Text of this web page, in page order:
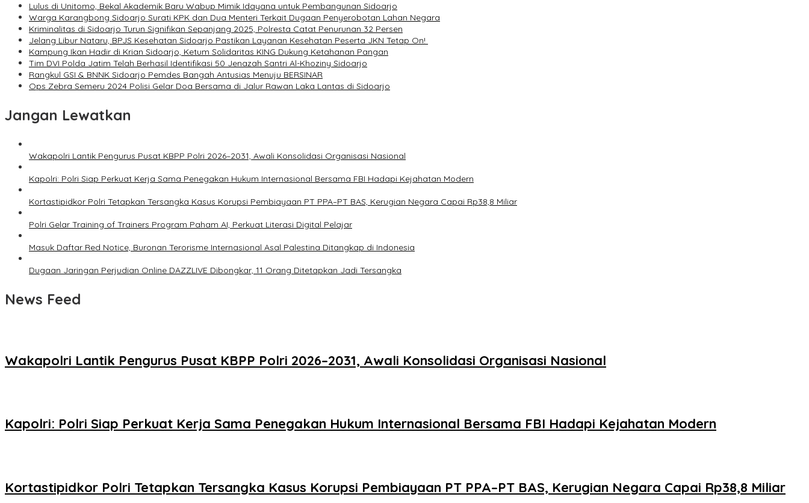
Lulus di Unitomo, Bekal Akademik Baru Wabup Mimik Idayana untuk Pembangunan Sidoarjo
Warga Karangbong Sidoarjo Surati KPK dan Dua Menteri Terkait Dugaan Penyerobotan Lahan Negara
Kriminalitas di Sidoarjo Turun Signifikan Sepanjang 2025, Polresta Catat Penurunan 32 Persen
Jelang Libur Nataru, BPJS Kesehatan Sidoarjo Pastikan Layanan Kesehatan Peserta JKN Tetap On!
Kampung Ikan Hadir di Krian Sidoarjo, Ketum Solidaritas KING Dukung Ketahanan Pangan
Tim DVI Polda Jatim Telah Berhasil Identifikasi 50 Jenazah Santri Al-Khoziny Sidoarjo
Rangkul GSI & BNNK Sidoarjo Pemdes Bangah Antusias Menuju BERSINAR
Ops Zebra Semeru 2024 Polisi Gelar Doa Bersama di Jalur Rawan Laka Lantas di Sidoarjo
Jangan Lewatkan
Wakapolri Lantik Pengurus Pusat KBPP Polri 2026–2031, Awali Konsolidasi Organisasi Nasional
Kapolri: Polri Siap Perkuat Kerja Sama Penegakan Hukum Internasional Bersama FBI Hadapi Kejahatan Modern
Kortastipidkor Polri Tetapkan Tersangka Kasus Korupsi Pembiayaan PT PPA–PT BAS, Kerugian Negara Capai Rp38,8 Miliar
Polri Gelar Training of Trainers Program Paham AI, Perkuat Literasi Digital Pelajar
Masuk Daftar Red Notice, Buronan Terorisme Internasional Asal Palestina Ditangkap di Indonesia
Dugaan Jaringan Perjudian Online DAZZLIVE Dibongkar, 11 Orang Ditetapkan Jadi Tersangka
News Feed
Wakapolri Lantik Pengurus Pusat KBPP Polri 2026–2031, Awali Konsolidasi Organisasi Nasional
Kapolri: Polri Siap Perkuat Kerja Sama Penegakan Hukum Internasional Bersama FBI Hadapi Kejahatan Modern
Kortastipidkor Polri Tetapkan Tersangka Kasus Korupsi Pembiayaan PT PPA–PT BAS, Kerugian Negara Capai Rp38,8 Miliar